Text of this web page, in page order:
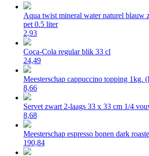
Aqua twist mineral water naturel blauw
pet 0.5 liter
2,93
Coca-Cola regular blik 33 cl
24,49
Meesterschap cappuccino topping 1kg.
8,66
Servet zwart 2-laags 33 x 33 cm 1/4
8,68
Meesterschap espresso bonen dark
190,84